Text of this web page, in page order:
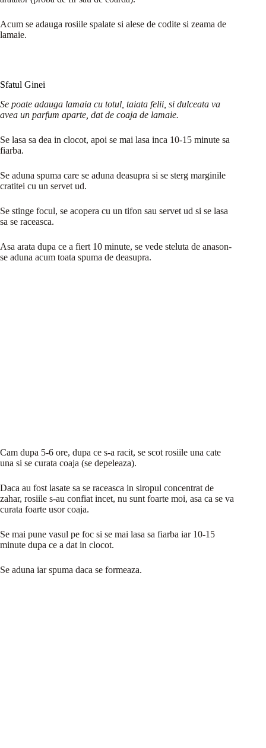
Acum se adauga rosiile spalate si alese de codite si zeama de
lamaie.
Sfatul Ginei
Se poate adauga lamaia cu totul, taiata felii, si dulceata va
avea un parfum aparte, dat de coaja de lamaie.
Se lasa sa dea in clocot, apoi se mai lasa inca 10-15 minute sa
fiarba.
Se aduna spuma care se aduna deasupra si se sterg marginile
cratitei cu un servet ud.
Se stinge focul, se acopera cu un tifon sau servet ud si se lasa
sa se raceasca.
Asa arata dupa ce a fiert 10 minute, se vede steluta de anason-
se aduna acum toata spuma de deasupra.
Cam dupa 5-6 ore, dupa ce s-a racit, se scot rosiile una cate
una si se curata coaja (se depeleaza).
Daca au fost lasate sa se raceasca in siropul concentrat de
zahar, rosiile s-au confiat incet, nu sunt foarte moi, asa ca se va
curata foarte usor coaja.
Se mai pune vasul pe foc si se mai lasa sa fiarba iar 10-15
minute dupa ce a dat in clocot.
Se aduna iar spuma daca se formeaza.